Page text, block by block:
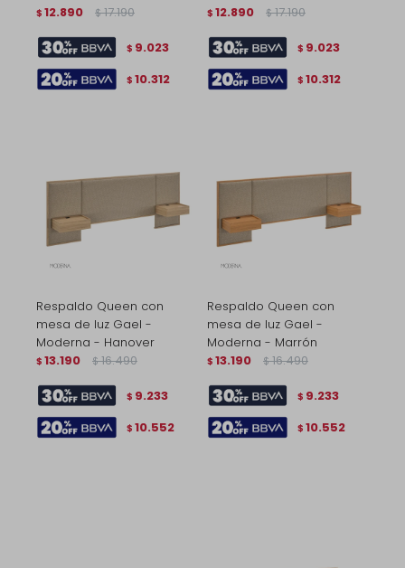
$ 12.890 $ 17.190
$ 9.023
$ 10.312
$ 12.890 $ 17.190
$ 9.023
$ 10.312
Respaldo Queen con
mesa de luz Gael -
Moderna - Hanover
$ 13.190 $ 16.490
$ 9.233
$ 10.552
Respaldo Queen con
mesa de luz Gael -
Moderna - Marrón
$ 13.190 $ 16.490
$ 9.233
$ 10.552